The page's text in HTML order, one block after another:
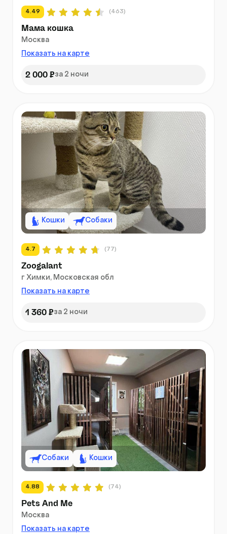
4.49 (463)
Мама кошка
Москва
Показать на карте
2 000 ₽за 2 ночи
Кошки Собаки
4.7 (77)
Zoogalant
г Химки, Московская обл
Показать на карте
1 360 ₽за 2 ночи
Собаки Кошки
4.88 (74)
Pets And Me
Москва
Показать на карте